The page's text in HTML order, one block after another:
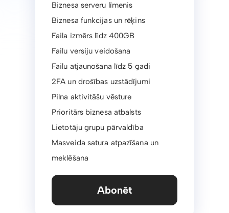
Biznesa serveru līmenis
Biznesa funkcijas un rēķins
Faila izmērs līdz 400GB
Failu versiju veidošana
Failu atjaunošana līdz 5 gadi
2FA un drošības uzstādījumi
Pilna aktivitāšu vēsture
Prioritārs biznesa atbalsts
Lietotāju grupu pārvaldība
Masveida satura atpazīšana un
meklēšana
Abonēt